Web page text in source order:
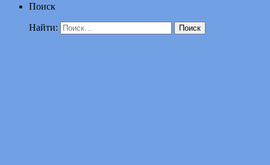
Поиск
Найти: